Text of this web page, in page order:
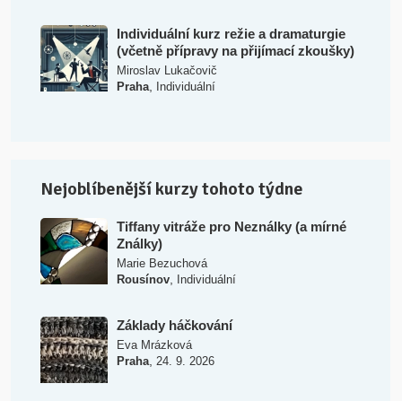
Individuální kurz režie a dramaturgie
(včetně přípravy na přijímací zkoušky)
Miroslav Lukačovič
Praha, Individuální
Nejoblíbenější kurzy tohoto týdne
Tiffany vitráže pro Neználky (a mírné
Ználky)
Marie Bezuchová
Rousínov, Individuální
Základy háčkování
Eva Mrázková
Praha, 24. 9. 2026